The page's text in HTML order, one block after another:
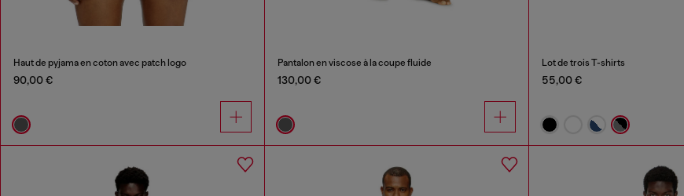
Haut de pyjama en coton avec patch logo
90,00 €
Pantalon en viscose à la coupe fluide
130,00 €
Lot de trois T-shirts
55,00 €